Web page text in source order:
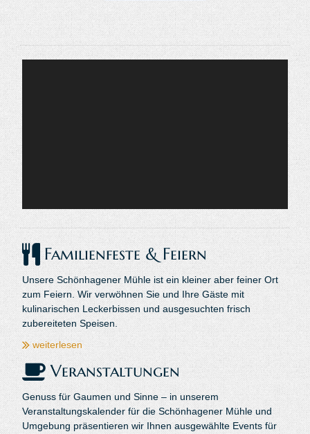
Familienfeste & Feiern
Unsere Schönhagener Mühle ist ein kleiner aber feiner Ort
zum Feiern. Wir verwöhnen Sie und Ihre Gäste mit
kulinarischen Leckerbissen und ausgesuchten frisch
zubereiteten Speisen.
weiterlesen
Veranstaltungen
Genuss für Gaumen und Sinne – in unserem
Veranstaltungskalender für die Schönhagener Mühle und
Umgebung präsentieren wir Ihnen ausgewählte Events für